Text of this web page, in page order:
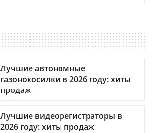
Лучшие автономные
газонокосилки в 2026 году: хиты
продаж
Лучшие видеорегистраторы в
2026 году: хиты продаж